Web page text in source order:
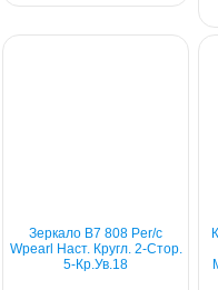
Зеркало B7 808 Per/c
Wpearl Наст. Кругл. 2-Стор.
5-Кр.Ув.18